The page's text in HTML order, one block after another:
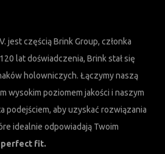
jest częścią Brink Group, członka
lat doświadczenia, Brink stał się
holowniczych. Łączymy naszą
wysokim poziomem jakości i naszym
podejściem, aby uzyskać rozwiązania
idealnie odpowiadają Twoim
perfect fit.